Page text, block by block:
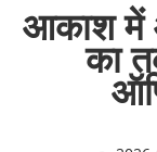
आकाश में
का